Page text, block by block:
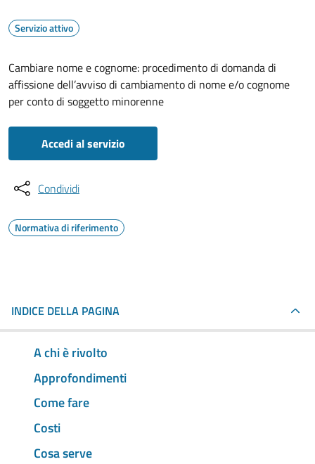
Servizio attivo
Cambiare nome e cognome: procedimento di domanda di
affissione dell’avviso di cambiamento di nome e/o cognome
per conto di soggetto minorenne
Accedi al servizio
Condividi
Normativa di riferimento
INDICE DELLA PAGINA
A chi è rivolto
Approfondimenti
Come fare
Costi
Cosa serve